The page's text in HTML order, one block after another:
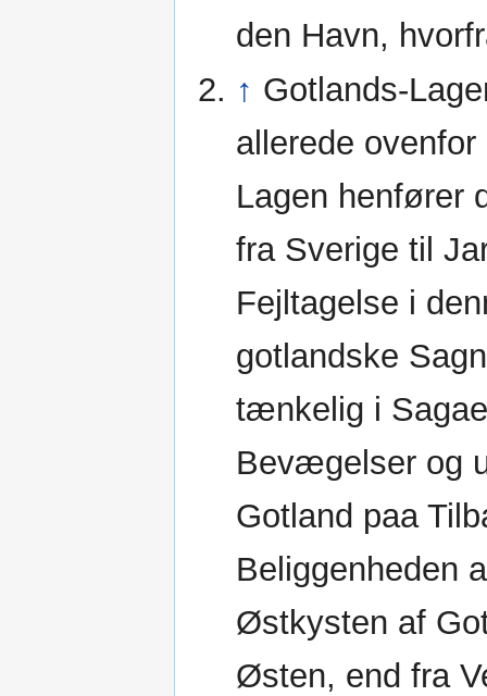
den Havn,
↑ Gotlands-
allerede
Lagen henfører
fra Sverige til
Fejltagelse i
gotlandske
tænkelig i
Bevægelser og
Gotland paa
Beliggenheden
Østkysten af
Østen, end fra